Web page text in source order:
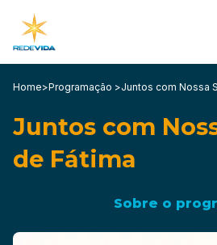
Home>Programação >Juntos com Nossa
Juntos com
de Fátima
Sobre o